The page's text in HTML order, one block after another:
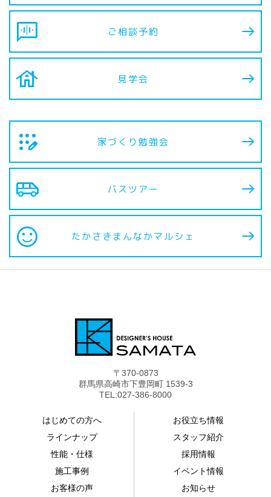
voice_chat ご相談予約
house 見学会
app_registration 家づくり勉強会
airport_shuttle バスツアー
sentiment_satisfied たかさきまんなかマルシェ
〒370-0873
群馬県高崎市下豊岡町 1539-3
TEL:027-386-8000
はじめての方へ
ラインナップ
性能・仕様
施工事例
お客様の声
お役立ち情報
スタッフ紹介
採用情報
イベント情報
お知らせ